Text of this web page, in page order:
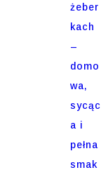
żeber
kach
–
domo
wa,
sycąc
a i
pełna
smak